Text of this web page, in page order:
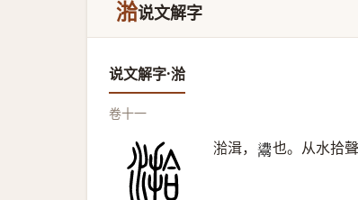
湁说文解字
说文解字·湁
卷十一
湁湒， 𩰾 也。从水拾